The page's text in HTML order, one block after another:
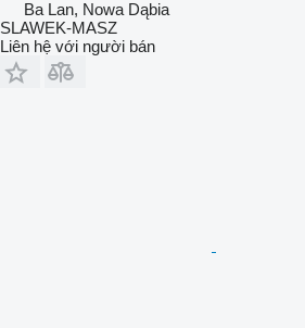
Ba Lan, Nowa Dąbia
SLAWEK-MASZ
Liên hệ với người bán